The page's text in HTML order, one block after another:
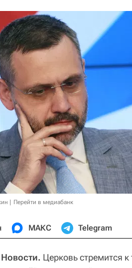
Перейти в медиабанк
МАКС Telegram
Церковь стремится